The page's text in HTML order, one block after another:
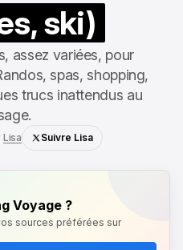
ski)
assez variées, pour
spas, shopping,
trucs inattendus au
Lisa Suivre Lisa
Voyage ?
sources préférées sur